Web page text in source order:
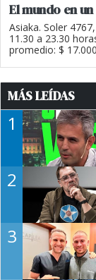
El mundo en
Asiaka. Soler
11.30 a 23.30
promedio: $
MÁS LEÍDAS
1
2
3